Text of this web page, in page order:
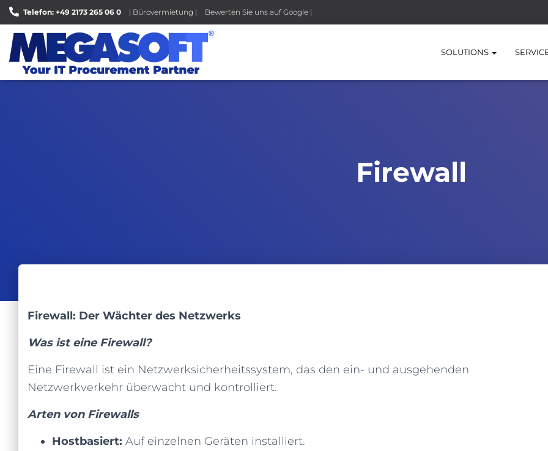
Telefon: +49 2173 265 06 0 | Bürovermietung | Bewerten Sie uns auf Google |
SOLUTIONS
Firewall
Firewall: Der Wächter des Netzwerks
Was ist eine Firewall?
Eine Firewall ist ein Netzwerksicherheitssystem, das den ein- und ausgehenden
Netzwerkverkehr überwacht und kontrolliert.
Arten von Firewalls
Hostbasiert: Auf einzelnen Geräten installiert.